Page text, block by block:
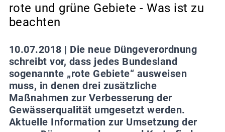
rote und grüne Gebiete - Was ist zu
beachten
10.07.2018 | Die neue Düngeverordnung
schreibt vor, dass jedes Bundesland
sogenannte „rote Gebiete“ ausweisen
muss, in denen drei zusätzliche
Maßnahmen zur Verbesserung der
Gewässerqualität umgesetzt werden.
Aktuelle Information zur Umsetzung der